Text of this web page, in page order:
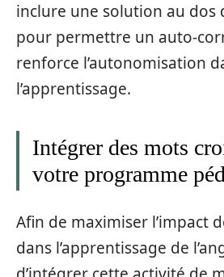
inclure une solution au dos
pour permettre un auto-
renforce l’autonomisation
l’apprentissage.
Intégrer des mots
votre programme
Afin de maximiser l’impact
dans l’apprentissage de